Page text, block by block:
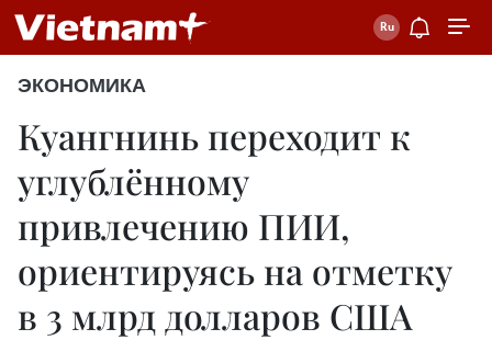
ЭКОНОМИКА
Куангнинь переходит к
углублённому
привлечению ПИИ,
ориентируясь на отметку
в 3 млрд долларов США